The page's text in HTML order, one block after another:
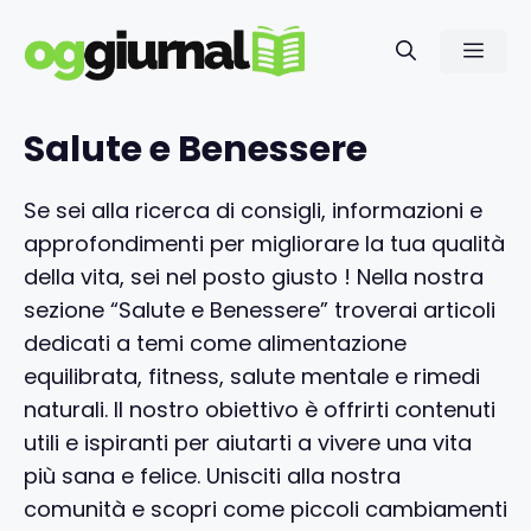
contenuto
Salute e Benessere
Se sei alla ricerca di consigli, informazioni e
approfondimenti per migliorare la tua qualità
della vita, sei nel posto giusto ! Nella nostra
sezione “Salute e Benessere” troverai articoli
dedicati a temi come alimentazione
equilibrata, fitness, salute mentale e rimedi
naturali. Il nostro obiettivo è offrirti contenuti
utili e ispiranti per aiutarti a vivere una vita
più sana e felice. Unisciti alla nostra
comunità e scopri come piccoli cambiamenti